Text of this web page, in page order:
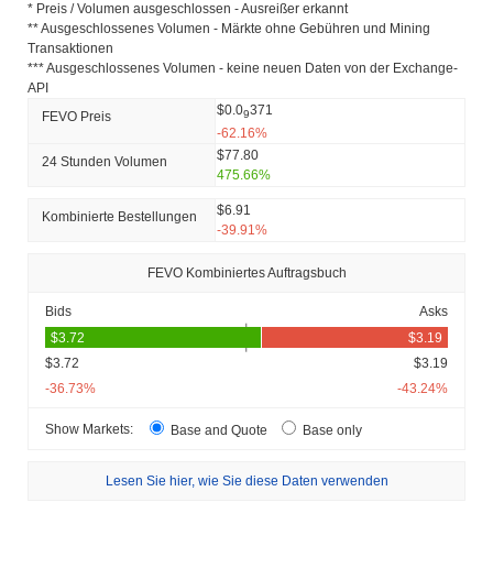
* Preis / Volumen ausgeschlossen - Ausreißer erkannt
** Ausgeschlossenes Volumen - Märkte ohne Gebühren und Mining
Transaktionen
*** Ausgeschlossenes Volumen - keine neuen Daten von der Exchange-
API
FEVO Preis
$0.09371
-62.16%
24 Stunden Volumen
$77.80
475.66%
Kombinierte Bestellungen
$6.91
-39.91%
FEVO Kombiniertes Auftragsbuch
Bids Asks
$3.72
$3.19
-36.73%
-43.24%
Show Markets: Base and Quote Base only
Lesen Sie hier, wie Sie diese Daten verwenden